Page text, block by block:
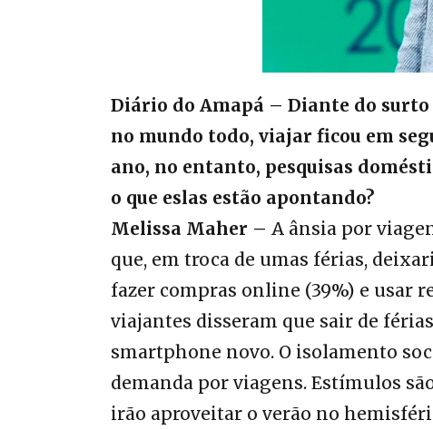
Diário do Amapá – Diante do surto
no mundo todo, viajar ficou em
ano, no entanto, pesquisas
o que eslas estão apontando?
Melissa Maher – A ânsia por
que, em troca de umas férias,
fazer compras online (39%) e usar
viajantes disseram que sair de
smartphone novo. O isolamento
demanda por viagens. Estímulos
irão aproveitar o verão no